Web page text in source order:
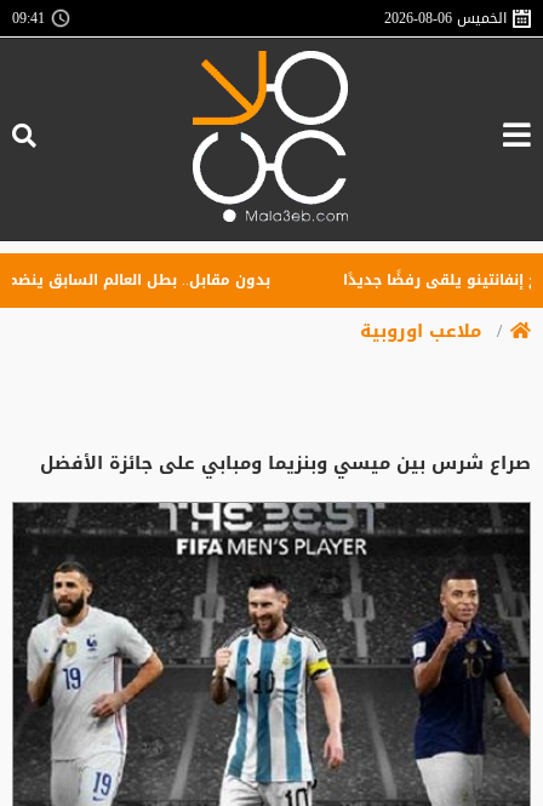
الخميس2026-08-06
09:41
يلقى رفضًا جديدًا بدون مقابل.. بطل العالم السابق ينضم
ملاعب اوروبية
صراع شرس بين ميسي وبنزيما ومبابي على جائزة الأفضل